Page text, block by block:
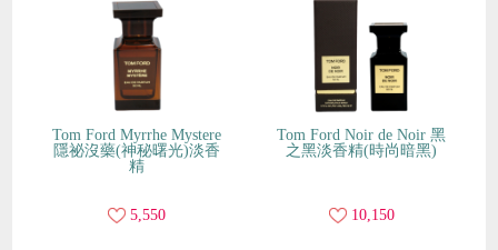
Tom Ford Myrrhe Mystere
隱祕沒藥(神秘曙光)淡香
精
5,550
Tom Ford Noir de Noir 黑
之黑淡香精(時尚暗黑)
10,150